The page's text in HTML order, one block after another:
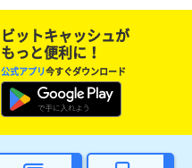
ビットキャッシュが
もっと便利に！
公式アプリ今すぐダウンロード